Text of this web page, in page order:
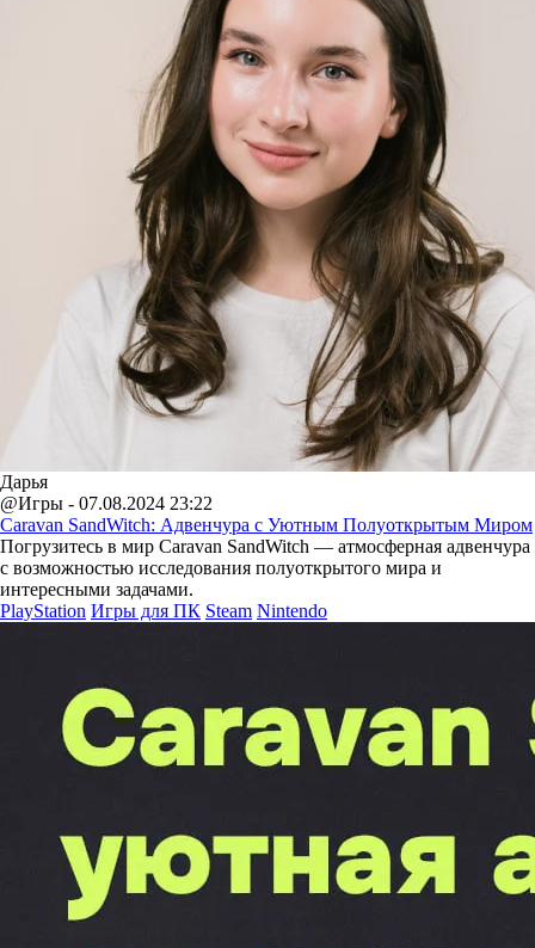
Дарья
@Игры - 07.08.2024 23:22
Caravan SandWitch: Адвенчура с Уютным Полуоткрытым Миром
Погрузитесь в мир Caravan SandWitch — атмосферная адвенчура
с возможностью исследования полуоткрытого мира и
интересными задачами.
PlayStation Игры для ПК Steam Nintendo